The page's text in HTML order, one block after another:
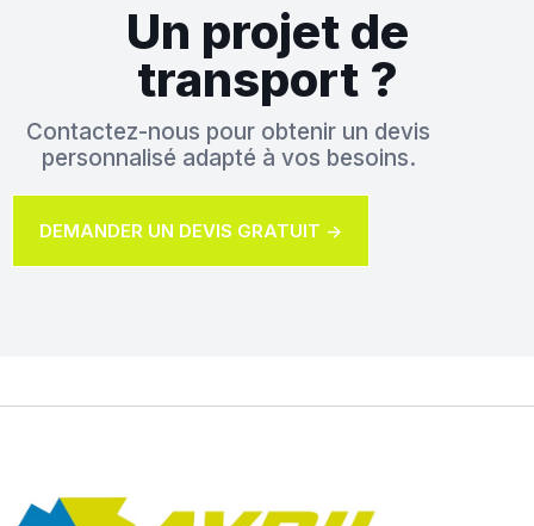
Un projet de
transport ?
Contactez-nous pour obtenir un devis
personnalisé adapté à vos besoins.
DEMANDER UN DEVIS GRATUIT ->